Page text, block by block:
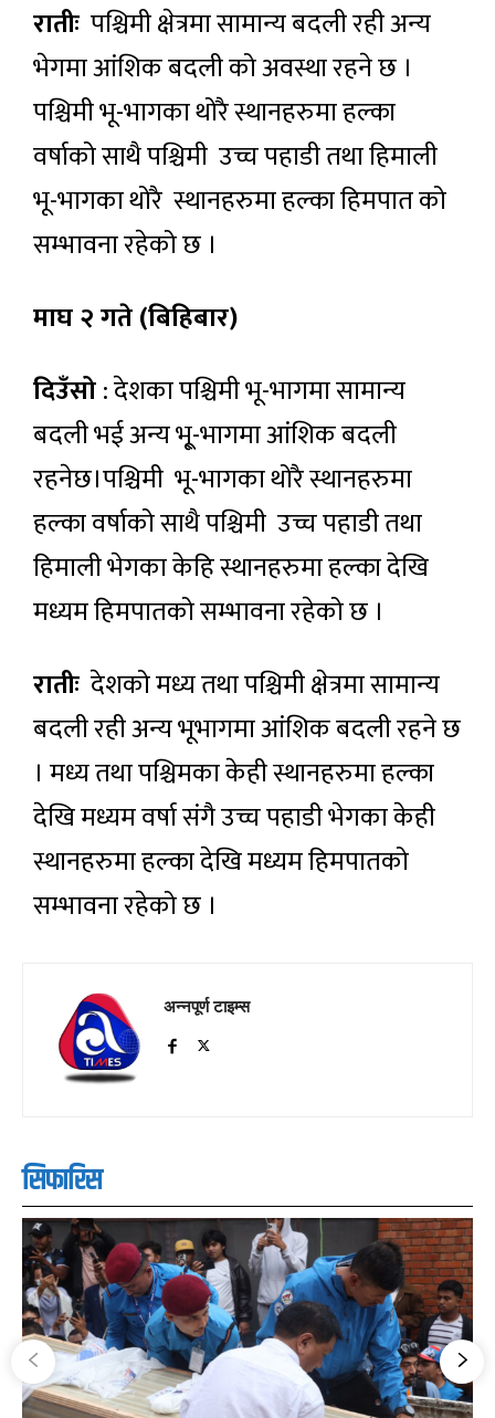
रातीः पश्चिमी क्षेत्रमा सामान्य बदली रही अन्य
भेगमा आंशिक बदली को अवस्था रहने छ ।
पश्चिमी भू-भागका थोरै स्थानहरुमा हल्का
वर्षाको साथै पश्चिमी उच्च पहाडी तथा हिमाली
भू-भागका थोरै स्थानहरुमा हल्का हिमपात को
सम्भावना रहेको छ ।
माघ २ गते (बिहिबार)
दिउँसो: देशका पश्चिमी भू-भागमा सामान्य
बदली भई अन्य भू्-भागमा आंशिक बदली
रहनेछ।पश्चिमी भू-भागका थोरै स्थानहरुमा
हल्का वर्षाको साथै पश्चिमी उच्च पहाडी तथा
हिमाली भेगका केहि स्थानहरुमा हल्का देखि
मध्यम हिमपातको सम्भावना रहेको छ ।
रातीः देशको मध्य तथा पश्चिमी क्षेत्रमा सामान्य
बदली रही अन्य भूभागमा आंशिक बदली रहने छ
। मध्य तथा पश्चिमका केही स्थानहरुमा हल्का
देखि मध्यम वर्षा संगै उच्च पहाडी भेगका केही
स्थानहरुमा हल्का देखि मध्यम हिमपातको
सम्भावना रहेको छ ।
अन्नपूर्ण टाइम्स
सिफारिस